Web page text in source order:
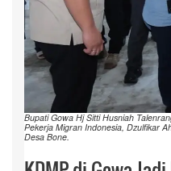
Bupati Gowa Hj Sitti Husniah
Pekerja Migran Indonesia, Dzulfikar
Desa Bone.